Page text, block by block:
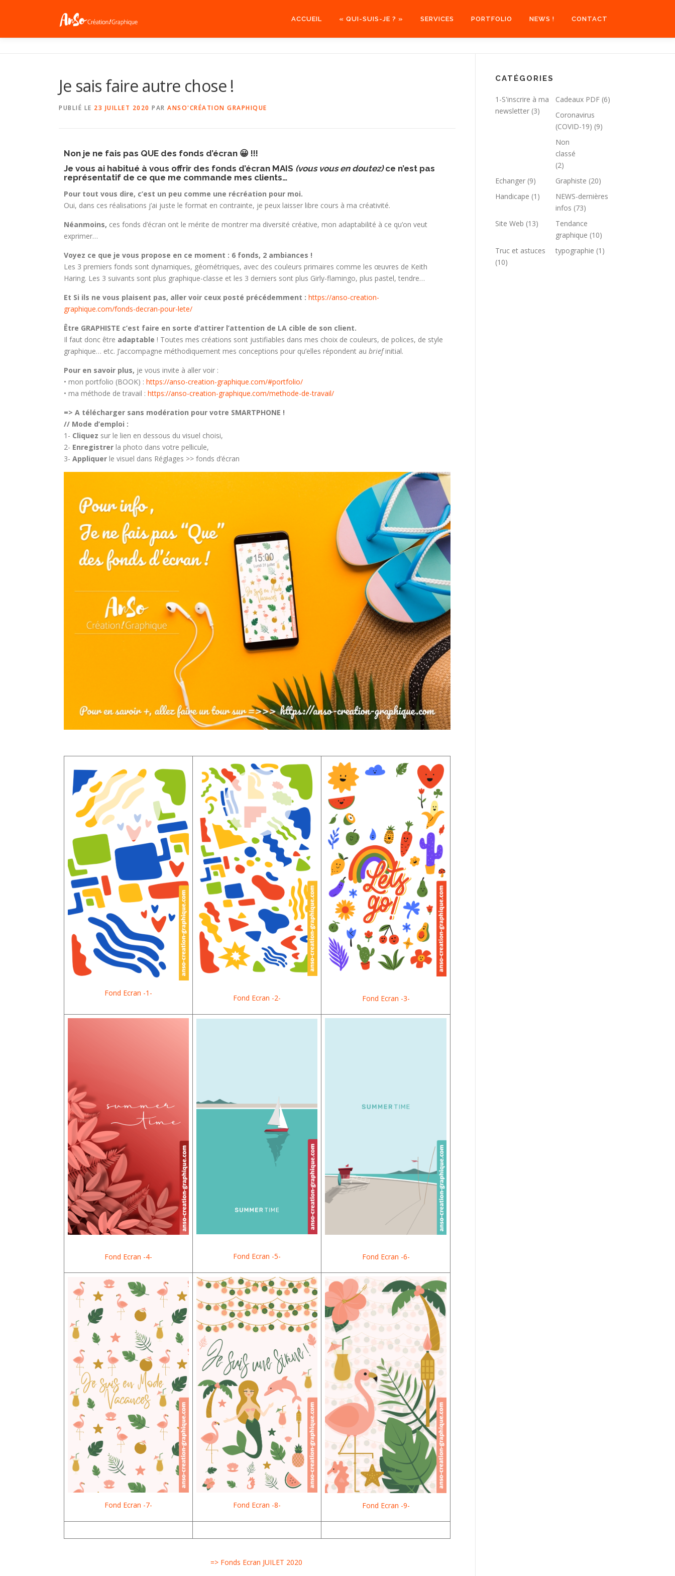
ACCUEIL « QUI-SUIS-JE ? » SERVICES PORTFOLIO NEWS ! CONTACT
Je sais faire autre chose !
PUBLIÉ LE 23 JUILLET 2020 PAR ANSO'CRÉATION GRAPHIQUE
Non je ne fais pas QUE des fonds d’écran 😀 !!!
Je vous ai habitué à vous offrir des fonds d’écran MAIS (vous vous en doutez) ce n’est pas
représentatif de ce que me commande mes clients…
Pour tout vous dire, c’est un peu comme une récréation pour moi.
Oui, dans ces réalisations j’ai juste le format en contrainte, je peux laisser libre cours à ma créativité.
Néanmoins, ces fonds d’écran ont le mérite de montrer ma diversité créative, mon adaptabilité à ce qu’on veut
exprimer…
Voyez ce que je vous propose en ce moment : 6 fonds, 2 ambiances !
Les 3 premiers fonds sont dynamiques, géométriques, avec des couleurs primaires comme les œuvres de Keith
Haring. Les 3 suivants sont plus graphique-classe et les 3 derniers sont plus Girly-flamingo, plus pastel, tendre…
Et Si ils ne vous plaisent pas, aller voir ceux posté précédemment : https://anso-creation-
graphique.com/fonds-decran-pour-lete/
Être GRAPHISTE c’est faire en sorte d’attirer l’attention de LA cible de son client.
Il faut donc être adaptable ! Toutes mes créations sont justifiables dans mes choix de couleurs, de polices, de style
graphique… etc. J’accompagne méthodiquement mes conceptions pour qu’elles répondent au briefinitial.
Pour en savoir plus, je vous invite à aller voir :
• mon portfolio (BOOK) : https://anso-creation-graphique.com/#portfolio/
• ma méthode de travail : https://anso-creation-graphique.com/methode-de-travail/
=> A télécharger sans modération pour votre SMARTPHONE !
// Mode d’emploi :
1- Cliquez sur le lien en dessous du visuel choisi,
2- Enregistrer la photo dans votre pellicule,
3- Appliquer le visuel dans Réglages >> fonds d’écran
Fond Ecran -1-
Fond Ecran -2- Fond Ecran -3-
Fond Ecran -4- Fond Ecran -5- Fond Ecran -6-
Fond Ecran -7- Fond Ecran -8- Fond Ecran -9-
=> Fonds Ecran JUILET 2020
CATÉGORIES
1-S'inscrire à ma
newsletter (3)
Cadeaux PDF (6)
Coronavirus
(COVID-19) (9)
Non
classé
(2)
Echanger (9) Graphiste (20)
Handicape (1)
NEWS-dernières
infos (73)
Site Web (13)
Tendance
graphique (10)
Truc et astuces
(10)
typographie (1)